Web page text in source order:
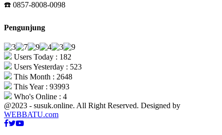
☎️ 0857-8008-0098
Pengunjung
Users Today : 182
Users Yesterday : 523
This Month : 2648
This Year : 93993
Who's Online : 4
@2023 - susuk.online. All Right Reserved. Designed by
WEBBATU.com
Facebook
Twitter
Youtube